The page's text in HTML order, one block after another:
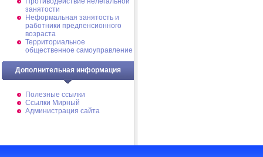
занятости
Неформальная занятость и
работники предпенсионного
возраста
Территориальное
общественное самоуправление
Дополнительная информация
Полезные ссылки
Ссылки Мирный
Администрация сайта